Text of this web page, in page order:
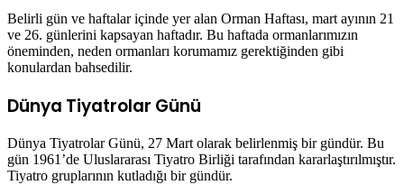
Belirli gün ve haftalar içinde yer alan Orman Haftası, mart ayının 21
ve 26. günlerini kapsayan haftadır. Bu haftada ormanlarımızın
öneminden, neden ormanları korumamız gerektiğinden gibi
konulardan bahsedilir.
Dünya Tiyatrolar Günü
Dünya Tiyatrolar Günü, 27 Mart olarak belirlenmiş bir gündür. Bu
gün 1961’de Uluslararası Tiyatro Birliği tarafından kararlaştırılmıştır.
Tiyatro gruplarının kutladığı bir gündür.